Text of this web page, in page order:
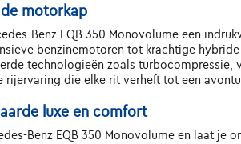
motorkap
Benz EQB 350 Monovolume een
benzinemotoren tot krachtige
technologieën zoals
rijervaring die elke rit verheft tot een
luxe en comfort
Benz EQB 350 Monovolume en laat